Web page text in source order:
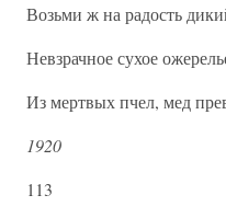
Возьми ж на радость
Невзрачное сухое
Из мертвых пчел, мед
1920
113